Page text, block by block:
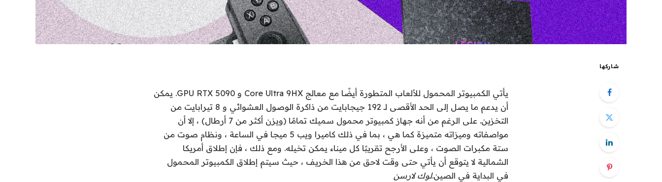
شاركها
يأتي الكمبيوتر المحمول للألعاب المتطورة أيضًا مع معالج Core Ultra 9HX و GPU RTX 5090. يمكن
أن يدعم ما يصل إلى الحد الأقصى لـ 192 جيجابايت من ذاكرة الوصول العشوائي و 8 تيرابايت من
التخزين. على الرغم من أنه جهاز كمبيوتر محمول سميك تمامًا (ويزن أكثر من 7 أرطال) ، إلا أن
مواصفاته وميزاته متميزة كما هي ، بما في ذلك كاميرا ويب 5 ميجا في الساعة ، ونظام صوت من
ستة مكبرات الصوت ، وعلى الأرجح تقريبًا كل ميناء يمكن تخيله. ومع ذلك ، فإن إطلاق أمريكا
الشمالية لا يتوقع أن يأتي حتى وقت لاحق من هذا الخريف ، حيث سيتم إطلاق الكمبيوتر المحمول
في البداية في الصين.لوك لارسن